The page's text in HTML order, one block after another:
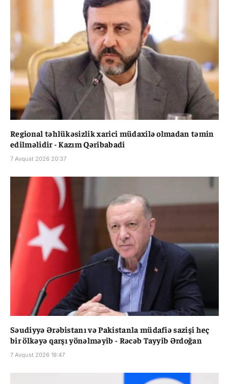
Regional təhlükəsizlik xarici müdaxilə olmadan təmin
edilməlidir - Kazım Qəribabadi
7 Avqust 2026 20:37
Səudiyyə Ərəbistanı və Pakistanla müdafiə sazişi heç
bir ölkəyə qarşı yönəlməyib - Rəcəb Tayyib Ərdoğan
7 Avqust 2026 19:47